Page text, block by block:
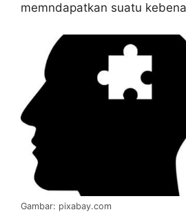
memndapatkan suatu
Gambar: pixabay.com